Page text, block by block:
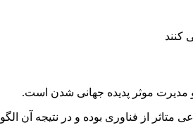
کنند
مدیرت موثر پدیده جهانی شدن است.
متاثر از فناوری بوده و در نتیجه